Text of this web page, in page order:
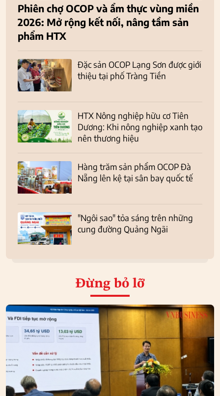
Phiên chợ OCOP và ẩm thực vùng miền
2026: Mở rộng kết nối, nâng tầm sản
phẩm HTX
Đặc sản OCOP Lạng Sơn được giới
thiệu tại phố Tràng Tiền
HTX Nông nghiệp hữu cơ Tiên
Dương: Khi nông nghiệp xanh tạo
nên thương hiệu
Hàng trăm sản phẩm OCOP Đà
Nẵng lên kệ tại sân bay quốc tế
"Ngôi sao" tỏa sáng trên những
cung đường Quảng Ngãi
Đừng bỏ lỡ